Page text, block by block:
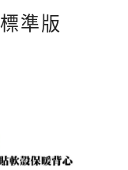
標準版